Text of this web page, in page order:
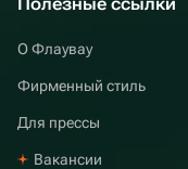
О Флаувау
Фирменный стиль
Для прессы
Вакансии